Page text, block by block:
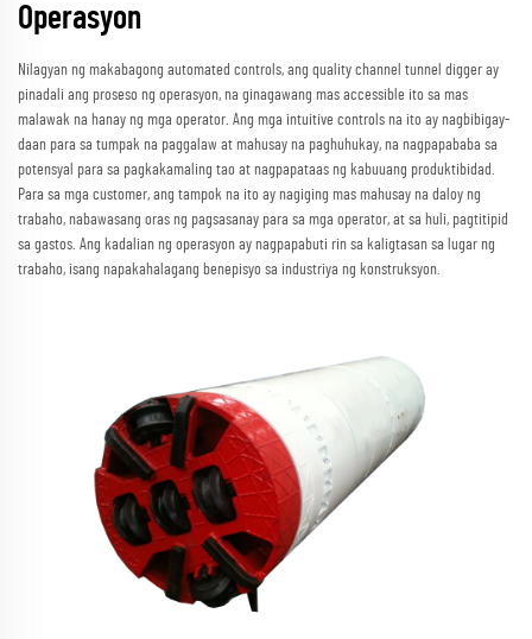
Operasyon
Nilagyan ng makabagong automated controls, ang quality channel tunnel digger ay
pinadali ang proseso ng operasyon, na ginagawang mas accessible ito sa mas
malawak na hanay ng mga operator. Ang mga intuitive controls na ito ay nagbibigay-
daan para sa tumpak na paggalaw at mahusay na paghuhukay, na nagpapababa sa
potensyal para sa pagkakamaling tao at nagpapataas ng kabuuang produktibidad.
Para sa mga customer, ang tampok na ito ay nagiging mas mahusay na daloy ng
trabaho, nabawasang oras ng pagsasanay para sa mga operator, at sa huli, pagtitipid
sa gastos. Ang kadalian ng operasyon ay nagpapabuti rin sa kaligtasan sa lugar ng
trabaho, isang napakahalagang benepisyo sa industriya ng konstruksyon.